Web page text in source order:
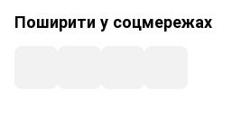
Поширити у соцмережах